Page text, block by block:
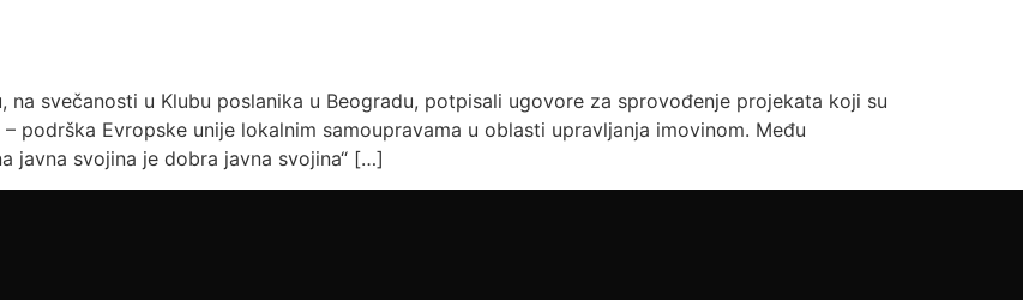
na svečanosti u Klubu poslanika u Beogradu, potpisali ugovore za sprovođenje projekata koji su
podrška Evropske unije lokalnim samoupravama u oblasti upravljanja imovinom. Među
javna svojina je dobra javna svojina“ […]